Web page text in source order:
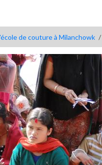
de couture à Milanchowk